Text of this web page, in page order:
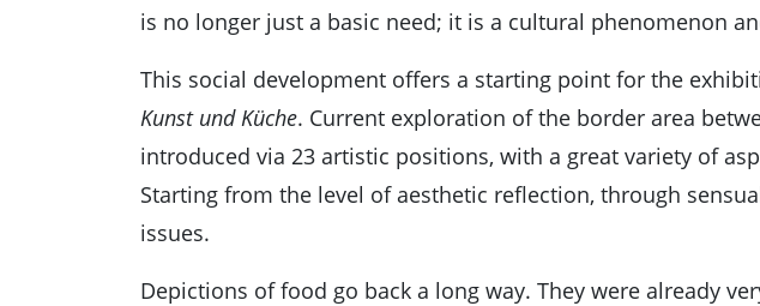
is no longer just a basic need; it is a cultural phenomenon
This social development offers a starting point for the
Kunst und Küche. Current exploration of the border area
introduced via 23 artistic positions, with a great variety of
Starting from the level of aesthetic reflection, through
issues.
Depictions of food go back a long way. They were already